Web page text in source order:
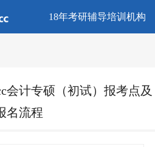
18年考研辅导培训机构
会计专硕（初试）报考点及
名流程